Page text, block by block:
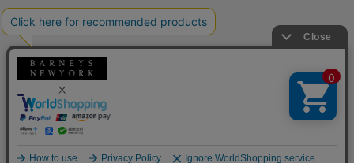
オンラインストアショッピングガイド
店舗情報
サービス